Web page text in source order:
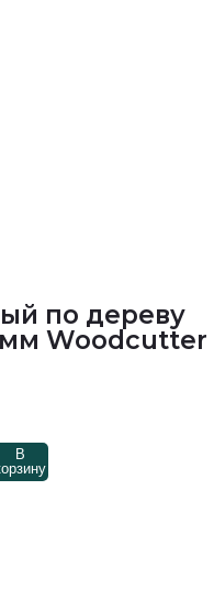
по дереву
мм Woodcutter
В